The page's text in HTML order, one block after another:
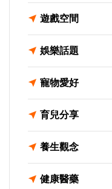
遊戲空間
娛樂話題
寵物愛好
育兒分享
養生觀念
健康醫藥